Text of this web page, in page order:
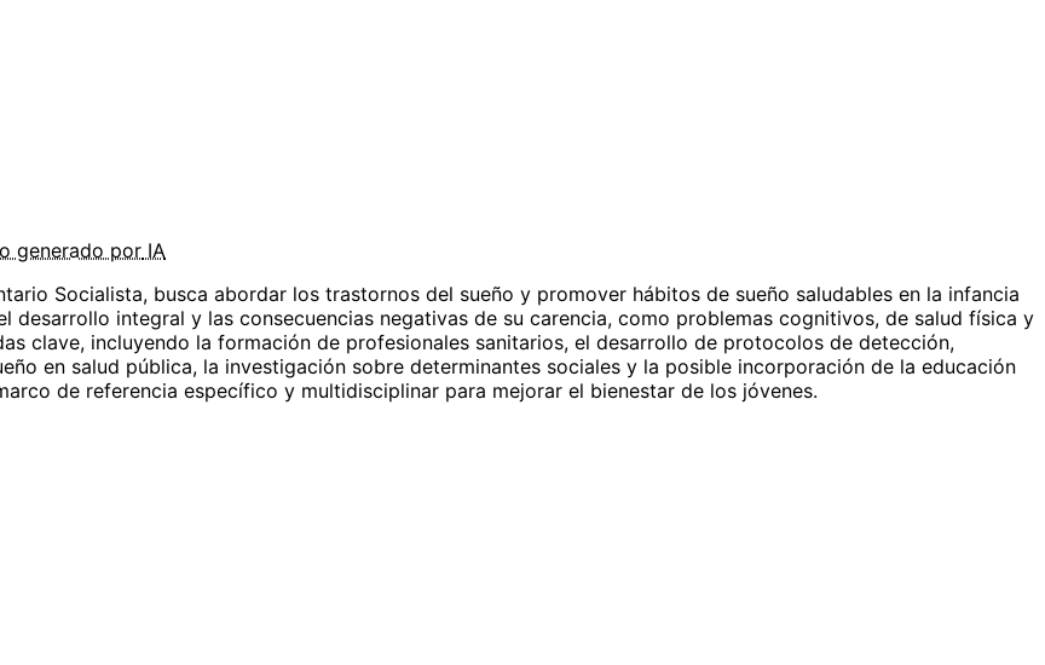
generado por IA
Socialista, busca abordar los trastornos del sueño y promover hábitos de sueño saludables en la infancia
desarrollo integral y las consecuencias negativas de su carencia, como problemas cognitivos, de salud física y
clave, incluyendo la formación de profesionales sanitarios, el desarrollo de protocolos de detección,
en salud pública, la investigación sobre determinantes sociales y la posible incorporación de la educación
de referencia específico y multidisciplinar para mejorar el bienestar de los jóvenes.